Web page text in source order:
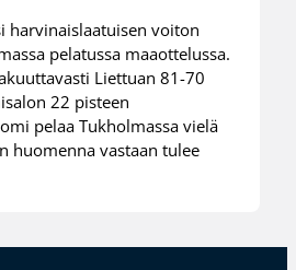
harvinaislaatuisen voiton
pelatussa maaottelussa.
Liettuan 81-70
22 pisteen
pelaa Tukholmassa vielä
huomenna vastaan tulee